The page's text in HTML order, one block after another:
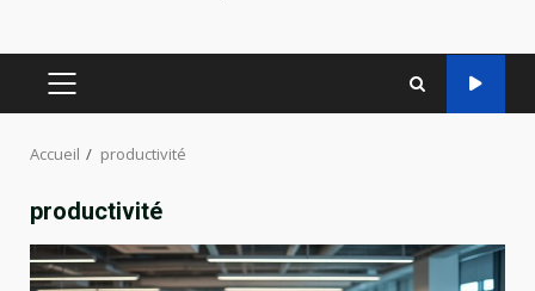
MENU
Accueil productivité
productivité